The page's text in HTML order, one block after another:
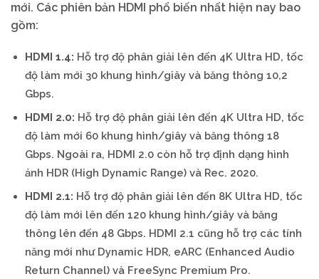
mới. Các phiên bản HDMI phổ biến nhất hiện nay bao
gồm:
HDMI 1.4: Hỗ trợ độ phân giải lên đến 4K Ultra HD, tốc
độ làm mới 30 khung hình/giây và băng thông 10,2
Gbps.
HDMI 2.0: Hỗ trợ độ phân giải lên đến 4K Ultra HD, tốc
độ làm mới 60 khung hình/giây và băng thông 18
Gbps. Ngoài ra, HDMI 2.0 còn hỗ trợ định dạng hình
ảnh HDR (High Dynamic Range) và Rec. 2020.
HDMI 2.1: Hỗ trợ độ phân giải lên đến 8K Ultra HD, tốc
độ làm mới lên đến 120 khung hình/giây và băng
thông lên đến 48 Gbps. HDMI 2.1 cũng hỗ trợ các tính
năng mới như Dynamic HDR, eARC (Enhanced Audio
Return Channel) và FreeSync Premium Pro.